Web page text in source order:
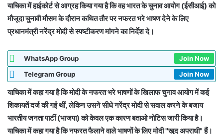
याचिका में हाईकोर्ट से आग्रह किया गया है कि वह भारत के चुनाव आयोग (ईसीआई) को
मौजूदा चुनावी मौसम के दौरान कथित तौर पर नफरत भरे भाषण देने के लिए
प्रधानमंत्री नरेंद्र मोदी से स्पष्टीकरण मांगने का निर्देश दे।
WhatsApp Group
Join Now
Telegram Group
Join Now
याचिका में कहा गया है कि मोदी के नफरत भरे भाषणों के खिलाफ चुनाव आयोग में कई
शिकायतें दर्ज की गई थीं, लेकिन उसने सीधे नरेंद्र मोदी से सवाल करने के बजाय
भारतीय जनता पार्टी (भाजपा) को केवल एक कारण बताओ नोटिस जारी किया है।
याचिका में कहा गया है कि नफरत फैलाने वाले भाषणों के लिए मोदी "खुद अपराधी" हैं।